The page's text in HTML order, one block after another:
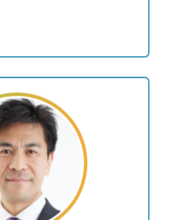
と 地元大阪の祭に参加 読